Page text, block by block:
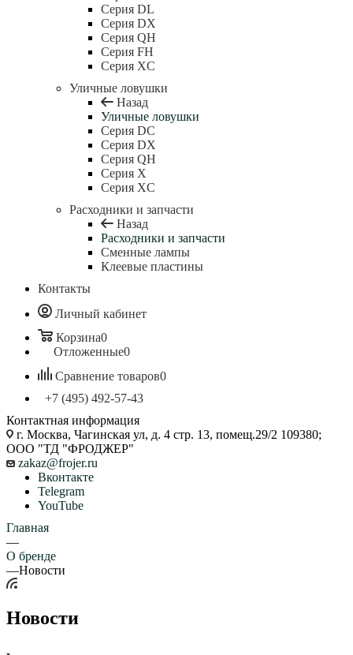
Серия DL
Серия DX
Серия QH
Серия FH
Серия XC
Уличные ловушки
Назад
Уличные ловушки
Серия DC
Серия DX
Серия QH
Серия X
Серия XC
Расходники и запчасти
Назад
Расходники и запчасти
Сменные лампы
Клеевые пластины
Контакты
Личный кабинет
Корзина0
Отложенные0
Сравнение товаров0
+7 (495) 492-57-43
Контактная информация
г. Москва, Чагинская ул, д. 4 стр. 13, помещ.29/2 109380;
ООО "ТД "ФРОДЖЕР"
zakaz@frojer.ru
Вконтакте
Telegram
YouTube
Главная
—
О бренде
—Новости
Новости